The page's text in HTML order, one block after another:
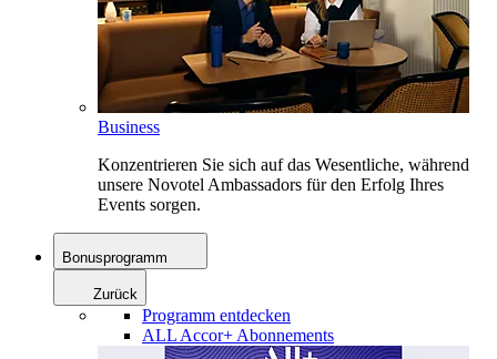
Business
Konzentrieren Sie sich auf das Wesentliche, während
unsere Novotel Ambassadors für den Erfolg Ihres
Events sorgen.
Bonusprogramm
Zurück
Programm entdecken
ALL Accor+ Abonnements